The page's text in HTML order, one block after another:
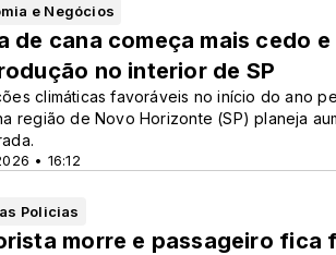
e Negócios
• 16:12
de cana começa mais cedo
no interior de SP
climáticas favoráveis no início do ano
região de Novo Horizonte (SP) planeja
Policias
morre e passageiro fica